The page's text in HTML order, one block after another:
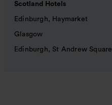
Scotland Hotels
Edinburgh, Haymarket
Glasgow
Edinburgh, St Andrew Square